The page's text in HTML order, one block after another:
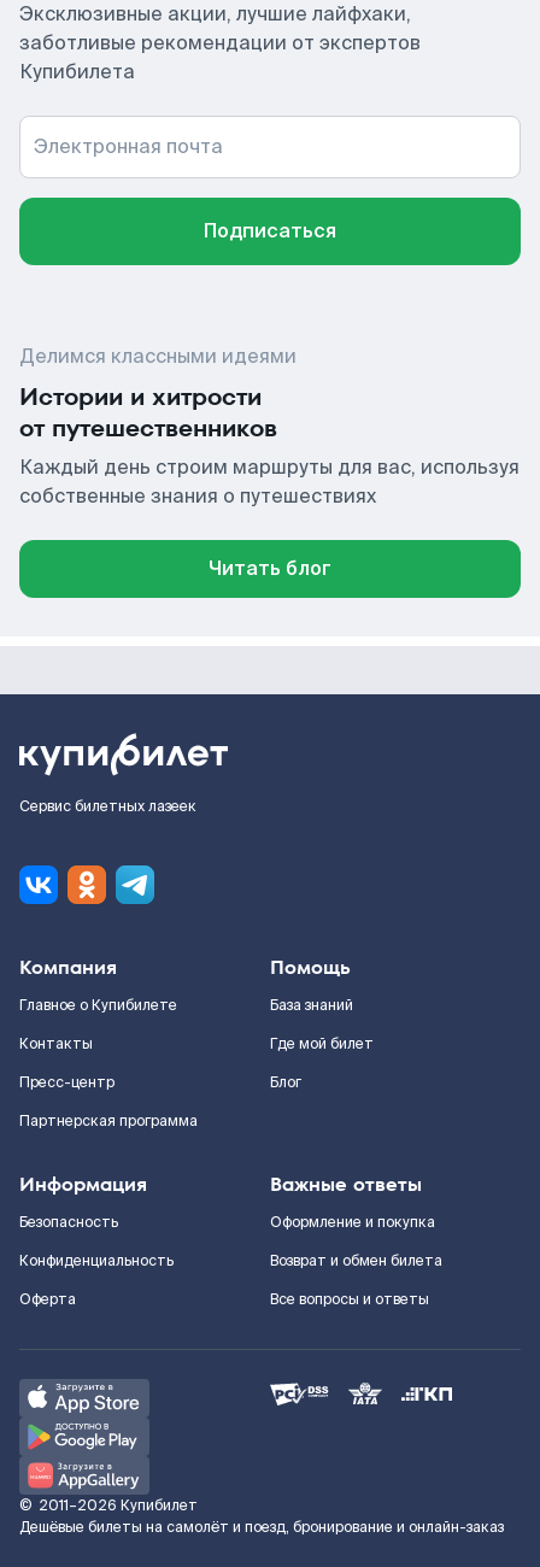
Эксклюзивные акции, лучшие лайфхаки,
заботливые рекомендации от экспертов
Купибилета
Электронная почта
Подписаться
Делимся классными идеями
Истории и хитрости
от путешественников
Каждый день строим маршруты для вас, используя
собственные знания о путешествиях
Читать блог
Сервис билетных лазеек
Компания
Главное о Купибилете
Контакты
Пресс-центр
Партнерская программа
Помощь
База знаний
Где мой билет
Блог
Информация
Безопасность
Конфиденциальность
Оферта
Важные ответы
Оформление и покупка
Возврат и обмен билета
Все вопросы и ответы
© 2011–2026 Купибилет
Дешёвые билеты на самолёт и поезд, бронирование и онлайн-заказ